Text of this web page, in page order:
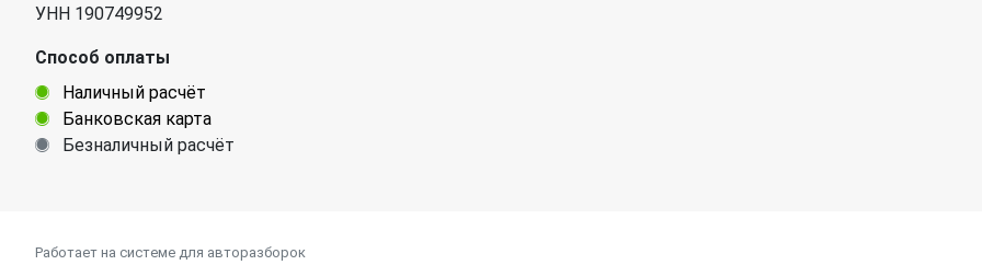
УНН 190749952
Способ оплаты
Наличный расчёт
Банковская карта
Безналичный расчёт
Работает на системе для авторазборок